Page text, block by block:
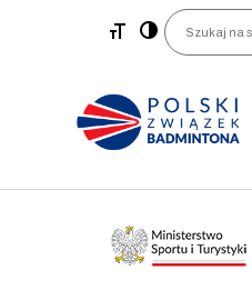
Main Search